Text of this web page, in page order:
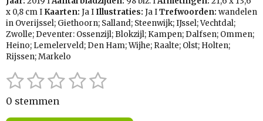
x 0,8 cm I Kaarten: Ja IIllustraties: Ja ITrefwoorden: wandelen
in Overijssel; Giethoorn; Salland; Steenwijk; IJssel; Vechtdal;
Zwolle; Deventer: Ossenzijl; Blokzijl; Kampen; Dalfsen; Ommen;
Heino; Lemelerveld; Den Ham; Wijhe; Raalte; Olst; Holten;
Rijssen; Markelo
R
a
t
1
s
2
s
3
s
4 5
S
0 stemmen